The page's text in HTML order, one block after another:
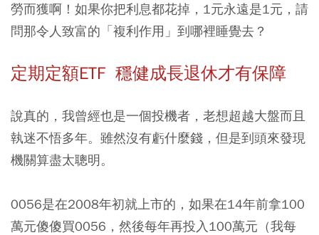
勞而獲啊！如果你把利息都花掉，1元永遠是1元，請
問那令人致富的「複利作用」到哪裡睡覺去？
定期定額ETF 穩健成長退休才有保障
說真的，我曾經也是一個投機者，老想超越大盤而且
執迷不悟多年。雖然沒有虧什麼錢，但是到頭來發現
機關算盡太聰明。
0056是在2008年初就上市的，如果在14年前拿100
萬元傻傻買0056，然後每年再投入100萬元（我每